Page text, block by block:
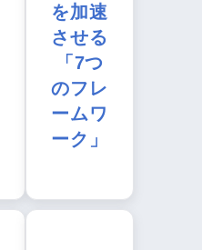
を加速
させる
「7つ
のフレ
ームワ
ーク」